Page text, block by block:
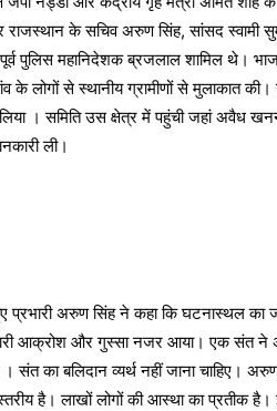
राजस्थान के सचिव अरुण सिंह, सांसद स्वामी
पुलिस महानिदेशक ब्रजलाल शामिल थे।
के लोगों से स्थानीय ग्रामीणों से मुलाकात
। समिति उस क्षेत्र में पहुंची जहां अवैध
ली।
प्रभारी अरुण सिंह ने कहा कि घटनास्थल का
आक्रोश और गुस्सा नजर आया। एक संत
का बलिदान व्यर्थ नहीं जाना चाहिए।
है। लाखों लोगों की आस्था का प्रतीक